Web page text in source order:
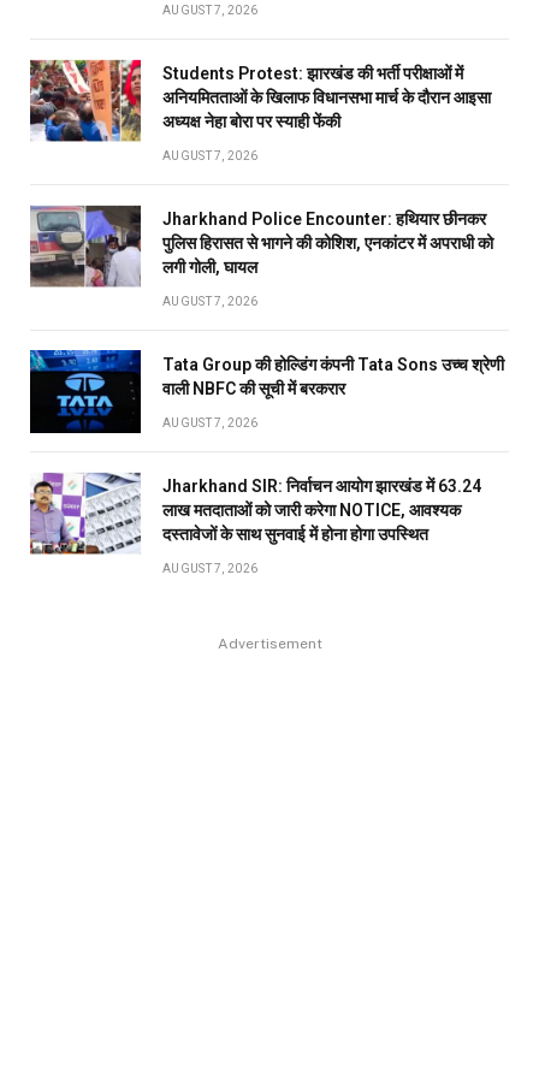
AUGUST 7, 2026
Students Protest: झारखंड की भर्ती परीक्षाओं में
अनियमितताओं के खिलाफ विधानसभा मार्च के दौरान आइसा
अध्यक्ष नेहा बोरा पर स्याही फेंकी
AUGUST 7, 2026
Jharkhand Police Encounter: हथियार छीनकर
पुलिस हिरासत से भागने की कोशिश, एनकांटर में अपराधी को
लगी गोली, घायल
AUGUST 7, 2026
Tata Group की होल्डिंग कंपनी Tata Sons उच्च श्रेणी
वाली NBFC की सूची में बरकरार
AUGUST 7, 2026
Jharkhand SIR: निर्वाचन आयोग झारखंड में 63.24
लाख मतदाताओं को जारी करेगा NOTICE, आवश्यक
दस्तावेजों के साथ सुनवाई में होना होगा उपस्थित
AUGUST 7, 2026
Advertisement